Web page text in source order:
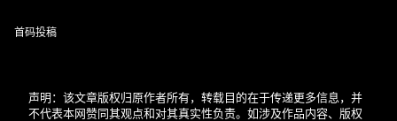
首码投稿
声明：该文章版权归原作者所有，转载目的在于传递更多信息，并
不代表本网赞同其观点和对其真实性负责。如涉及作品内容、版权